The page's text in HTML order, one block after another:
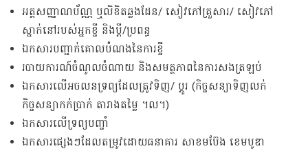
អត្តសញ្ញាណប័ណ្ណ​ ឬលិខិតឆ្លងដែន/ សៀវភៅគ្រួសារ/ សៀវភៅ
ស្នាក់នៅរបស់អ្នកខ្ចី និងប្ដី/ប្រពន្ធ
ឯកសារបញ្ជាក់គោលបំណងនៃការខ្ចី
របាយការណ៍ចំណូលចំណាយ​ និងសមត្ថភាពនៃការសងត្រឡប់
ឯកសារ​លើអចលនទ្រព្យដែលត្រូវទិញ/ ប្ដូរ (កិច្ចសន្យាទិញលក់
កិច្ចសន្យាកក់ប្រាក់ តារាងតម្លៃ ។ល។)
ឯកសារលើទ្រព្យបញ្ចាំ
ឯកសារផ្សេងៗដែលតម្រូវដោយធនាគារ សាខមប៊ែង ខេមបូឌា